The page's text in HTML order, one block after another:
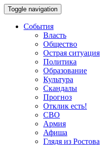
Toggle navigation
События
Власть
Общество
Острая ситуация
Политика
Образование
Культура
Скандалы
Прогноз
Отклик есть!
СВО
Армия
Афиша
Глядя из Ростова